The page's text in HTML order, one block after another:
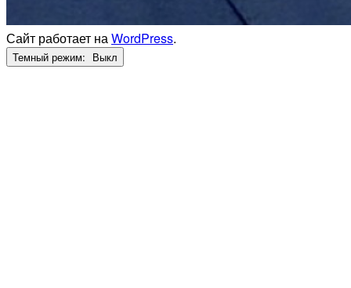
Сайт работает наWordPress.
Темный режим: